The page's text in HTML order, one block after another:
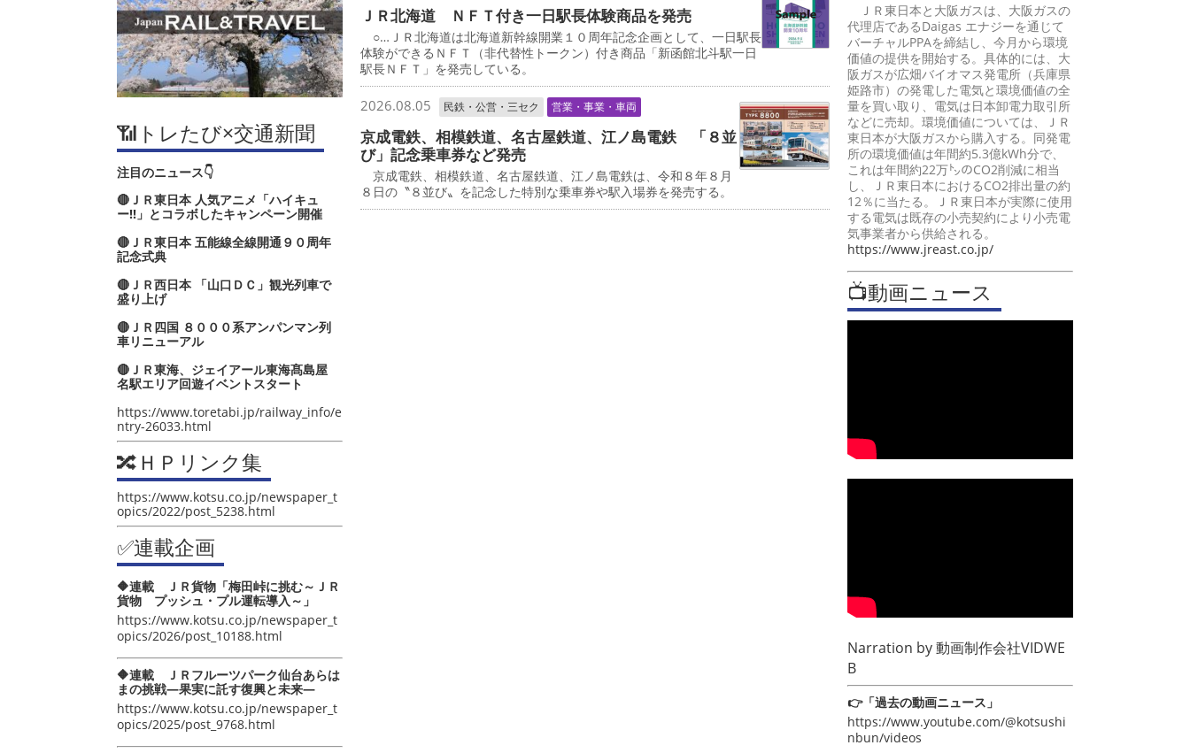
📶トレたび×交通新聞
注目のニュース👇
🔴ＪＲ東日本 人気アニメ「ハイキュ
ー‼」とコラボしたキャンペーン開催
🔴ＪＲ東日本 五能線全線開通９０周年
記念式典
🔴ＪＲ西日本 「山口ＤＣ」観光列車で
盛り上げ
🔴ＪＲ四国 ８０００系アンパンマン列
車リニューアル
🔴ＪＲ東海、ジェイアール東海髙島屋
名駅エリア回遊イベントスタート
https://www.toretabi.jp/railway_info/e
ntry-26033.html
🔀ＨＰリンク集
https://www.kotsu.co.jp/newspaper_t
opics/2022/post_5238.html
✅連載企画
🔶連載 ＪＲ貨物「梅田峠に挑む～ＪＲ
貨物 プッシュ・プル運転導入～」
https://www.kotsu.co.jp/newspaper_t
opics/2026/post_10188.html
🔶連載 ＪＲフルーツパーク仙台あらは
まの挑戦―果実に託す復興と未来―
https://www.kotsu.co.jp/newspaper_t
opics/2025/post_9768.html
ＪＲ北海道 ＮＦＴ付き一日駅長体験商品を発売
○…ＪＲ北海道は北海道新幹線開業１０周年記念企画として、一日駅長
体験ができるＮＦＴ（非代替性トークン）付き商品「新函館北斗駅一日
駅長ＮＦＴ」を発売している。
2026.08.05 民鉄・公営・三セク 営業・事業・車両
京成電鉄、相模鉄道、名古屋鉄道、江ノ島電鉄 「８並
び」記念乗車券など発売
京成電鉄、相模鉄道、名古屋鉄道、江ノ島電鉄は、令和８年８月
８日の〝８並び〟を記念した特別な乗車券や駅入場券を発売する。
ＪＲ東日本と大阪ガスは、大阪ガスの
代理店であるDaigas エナジーを通じて
バーチャルPPAを締結し、今月から環境
価値の提供を開始する。具体的には、大
阪ガスが広畑バイオマス発電所（兵庫県
姫路市）の発電した電気と環境価値の全
量を買い取り、電気は日本卸電力取引所
などに売却。環境価値については、ＪＲ
東日本が大阪ガスから購入する。同発電
所の環境価値は年間約5.3億kWh分で、
これは年間約22万㌧のCO2削減に相当
し、ＪＲ東日本におけるCO2排出量の約
12％に当たる。ＪＲ東日本が実際に使用
する電気は既存の小売契約により小売電
気事業者から供給される。
https://www.jreast.co.jp/
📺動画ニュース
Narration by動画制作会社VIDWE
B
👉「過去の動画ニュース」
https://www.youtube.com/@kotsushi
nbun/videos